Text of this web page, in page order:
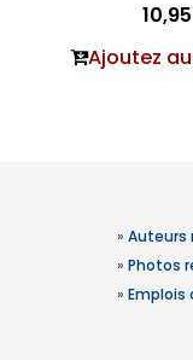
Ajoutez
» Auteurs
» Photos
» Emplois